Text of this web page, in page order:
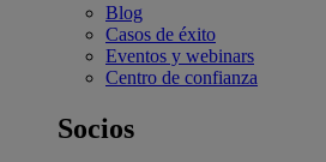
Blog
Casos de éxito
Eventos y webinars
Centro de confianza
Socios